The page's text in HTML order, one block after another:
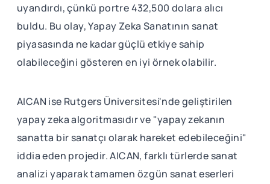
uyandırdı, çünkü portre 432,500 dolara alıcı
buldu. Bu olay, Yapay Zeka Sanatının sanat
piyasasında ne kadar güçlü etkiye sahip
olabileceğini gösteren en iyi örnek olabilir.
AICAN ise Rutgers Üniversitesi'nde geliştirilen
yapay zeka algoritmasıdır ve "yapay zekanın
sanatta bir sanatçı olarak hareket edebileceğini"
iddia eden projedir. AICAN, farklı türlerde sanat
analizi yaparak tamamen özgün sanat eserleri